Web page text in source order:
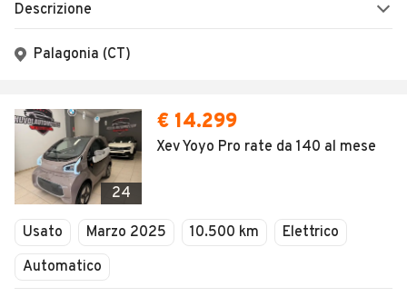
Descrizione
Palagonia (CT)
24
€ 14.299
Xev Yoyo Pro rate da 140 al mese
Usato Marzo 2025 10.500 km
Elettrico
Automatico